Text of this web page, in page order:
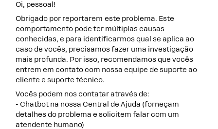
Oi, pessoal!
Obrigado por reportarem este problema. Este
comportamento pode ter múltiplas causas
conhecidas, e para identificarmos qual se aplica ao
caso de vocês, precisamos fazer uma investigação
mais profunda. Por isso, recomendamos que vocês
entrem em contato com nossa equipe de suporte ao
cliente e suporte técnico.
Vocês podem nos contatar através de:
- Chatbot na nossa Central de Ajuda (forneçam
detalhes do problema e solicitem falar com um
atendente humano)